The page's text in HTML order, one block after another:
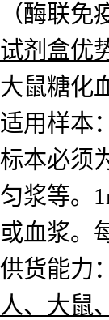
（酶联
试剂盒优
大鼠糖化
适用样本：
标本必须
匀浆等。
或血浆。
供货能力
人、大鼠